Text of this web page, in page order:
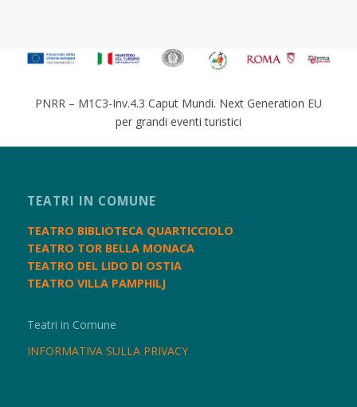
PNRR – M1C3-Inv.4.3 Caput Mundi. Next Generation EU
per grandi eventi turistici
TEATRI IN COMUNE
TEATRO BIBLIOTECA QUARTICCIOLO
TEATRO TOR BELLA MONACA
TEATRO DEL LIDO DI OSTIA
TEATRO VILLA PAMPHILJ
Teatri in Comune
INFORMATIVA SULLA PRIVACY